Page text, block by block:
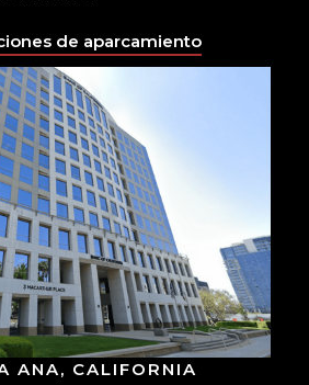
de aparcamiento
ANA, CALIFORNIA